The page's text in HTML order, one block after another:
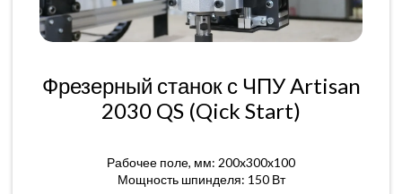
Фрезерный станок с ЧПУ Artisan
2030 QS (Qick Start)
Рабочее поле, мм: 200x300x100
Мощность шпинделя: 150 Вт